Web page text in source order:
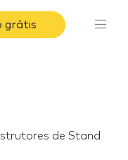
grátis
de Stand